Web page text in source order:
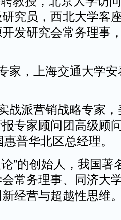
究员，西北大学客
发研究会常务理事
家，上海交通大学
战派营销战略专家
专家顾问团高级顾
普华北区总经理。
”的创始人，我国
常务理事、同济大
经营与超越性思维